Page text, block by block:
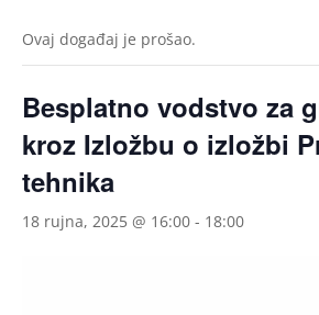
Ovaj događaj je prošao.
Besplatno vodstvo za
kroz Izložbu o izložbi
tehnika
18 rujna, 2025 @ 16:00 - 18:00